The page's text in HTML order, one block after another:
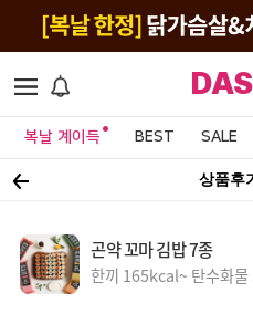
복날 계이득 BEST SALE
상품후
곤약 꼬마 김밥 7종
한끼 165kcal~ 탄수화물